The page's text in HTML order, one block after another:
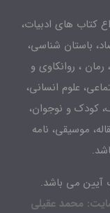
های ادبیات،
شناسی،
و
انسانی،
نوجوان،
نامه
باشد.
عقیلی